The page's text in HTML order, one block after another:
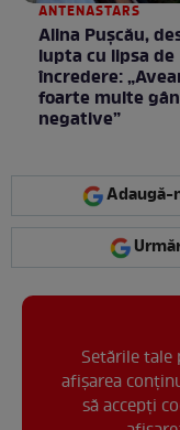
ANTENASTARS
Alina Pușcău,
lupta cu lipsa de
încredere:
foarte multe
negative”
Adaugă-
Setările
afișarea
să accepți